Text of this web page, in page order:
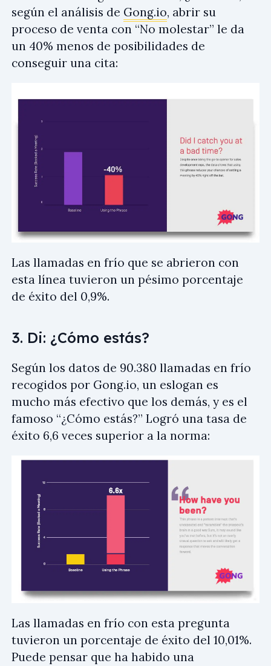
según el análisis de Gong.io, abrir su
proceso de venta con “No molestar” le da
un 40% menos de posibilidades de
conseguir una cita:
Las llamadas en frío que se abrieron con
esta línea tuvieron un pésimo porcentaje
de éxito del 0,9%.
3. Di: ¿Cómo estás?
Según los datos de 90.380 llamadas en frío
recogidos por Gong.io, un eslogan es
mucho más efectivo que los demás, y es el
famoso “¿Cómo estás?” Logró una tasa de
éxito 6,6 veces superior a la norma:
Las llamadas en frío con esta pregunta
tuvieron un porcentaje de éxito del 10,01%.
Puede pensar que ha habido una